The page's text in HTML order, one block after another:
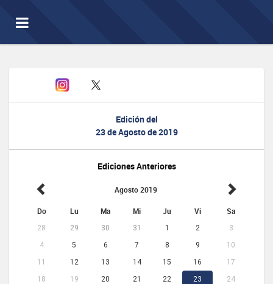
Toggle
navigation
Edición del
23 de Agosto de 2019
Ediciones Anteriores
Agosto 2019
Do Lu Ma Mi Ju Vi Sa
28 29 30 31 1 2
3
4
5 6 7 8 9
10
11
12 13 14 15 16
17
18
19 20 21 22 23
24